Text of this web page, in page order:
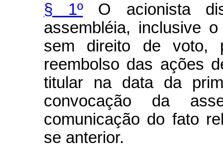
§ 1ºO acionista
assembléia, inclusive
sem direito de voto,
reembolso das ações
titular na data da
convocação da
comunicação do fato
se anterior.